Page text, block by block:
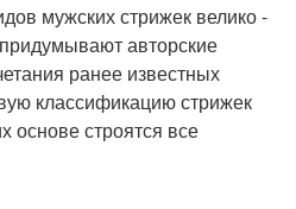
мужских стрижек велико -
авторские
ранее известных
классификацию стрижек
основе строятся все